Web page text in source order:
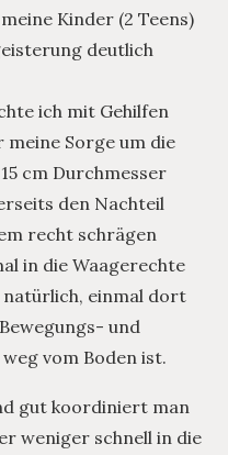
Kinder (2 Teens)
deutlich
ich mit Gehilfen
Sorge um die
cm Durchmesser
den Nachteil
recht schrägen
in die Waagerechte
einmal dort
und
vom Boden ist.
gut koordiniert man
weniger schnell in die